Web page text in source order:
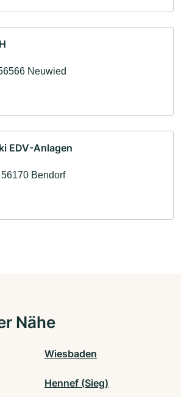
Neuwied
EDV-Anlagen
Bendorf
Nähe
Wiesbaden
Hennef (Sieg)